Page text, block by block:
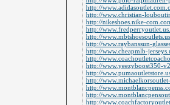
http://
http://www.christian-
http://nikeshoes.nike-
http://
http://
http://www.raybanssun-
http://www.cheapmlb-
http://
http://www.yeezyboost350-
http://
http://
http://
http://
http://